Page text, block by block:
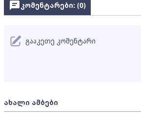
ახალი ამბები
კომენტარები: (0)
გააკეთე კომენტარი